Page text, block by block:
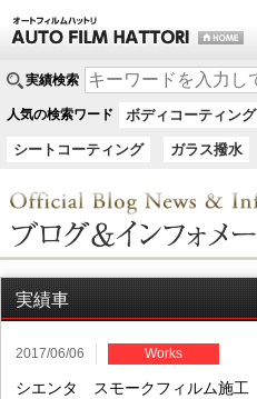
実績検索
人気の検索ワード ボディコーティング
シートコーティング ガラス撥水
実績車
2017/06/06 Works
シエンタ スモークフィルム施工